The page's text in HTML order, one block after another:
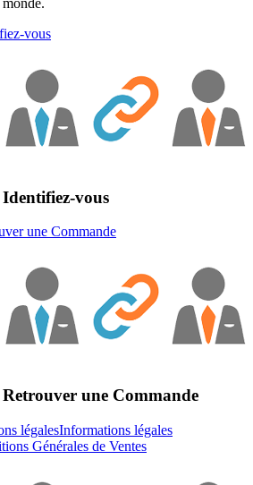
monde.
vous
Identifiez-vous
une Commande
Retrouver une Commande
Informations légales
Générales de Ventes